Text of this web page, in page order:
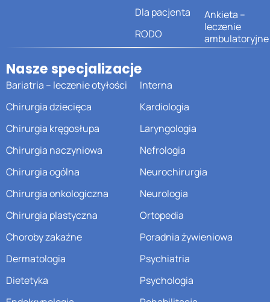
Dla pacjenta
RODO
Ankieta –
leczenie
ambulatoryjne
Nasze specjalizacje
Bariatria – leczenie otyłości
Chirurgia dziecięca
Chirurgia kręgosłupa
Chirurgia naczyniowa
Chirurgia ogólna
Chirurgia onkologiczna
Chirurgia plastyczna
Choroby zakaźne
Dermatologia
Dietetyka
Interna
Kardiologia
Laryngologia
Nefrologia
Neurochirurgia
Neurologia
Ortopedia
Poradnia żywieniowa
Psychiatria
Psychologia